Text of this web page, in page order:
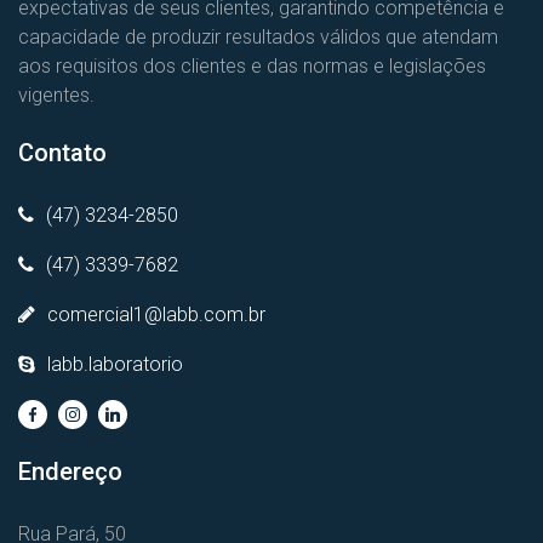
expectativas de seus clientes, garantindo competência e
capacidade de produzir resultados válidos que atendam
aos requisitos dos clientes e das normas e legislações
vigentes.
Contato
(47) 3234-2850
(47) 3339-7682
comercial1@labb.com.br
labb.laboratorio
Endereço
Rua Pará, 50